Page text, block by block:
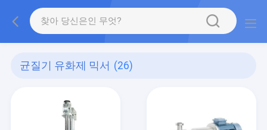
균질기 유화제 믹서 (26)